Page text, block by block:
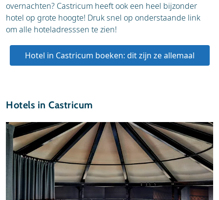
overnachten? Castricum heeft ook een heel bijzonder
hotel op grote hoogte! Druk snel op onderstaande link
om alle hoteladresssen te zien!
Hotel in Castricum boeken: dit zijn ze allemaal
Hotels in Castricum